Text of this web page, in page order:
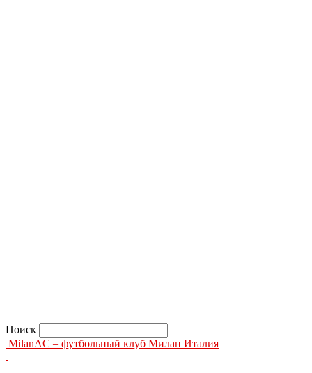
Поиск
MilanAC – футбольный клуб Милан Италия